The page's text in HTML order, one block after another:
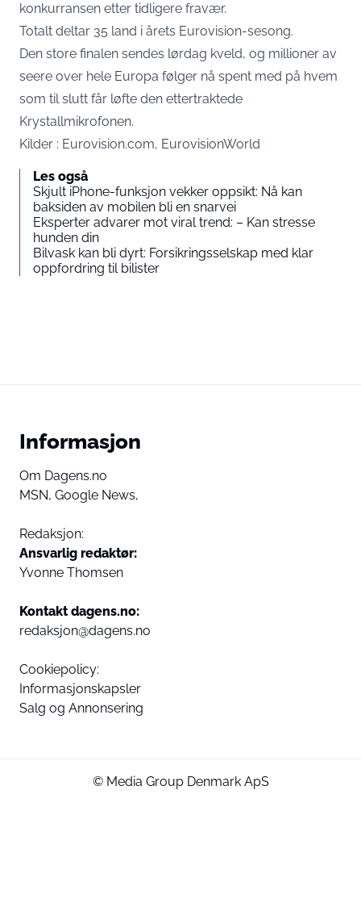
konkurransen etter tidligere fravær.
Totalt deltar 35 land i årets Eurovision-sesong.
Den store finalen sendes lørdag kveld, og millioner av
seere over hele Europa følger nå spent med på hvem
som til slutt får løfte den ettertraktede
Krystallmikrofonen.
Kilder : Eurovision.com, EurovisionWorld
Les også
Skjult iPhone-funksjon vekker oppsikt: Nå kan
baksiden av mobilen bli en snarvei
Eksperter advarer mot viral trend: – Kan stresse
hunden din
Bilvask kan bli dyrt: Forsikringsselskap med klar
oppfordring til bilister
Informasjon
Om Dagens.no
MSN, Google News,
Redaksjon:
Ansvarlig redaktør:
Yvonne Thomsen
Kontakt dagens.no:
redaksjon@dagens.no
Cookiepolicy:
Informasjonskapsler
Salg og Annonsering
© Media Group Denmark ApS